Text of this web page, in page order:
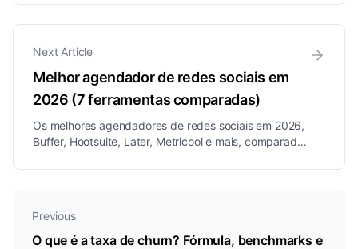
reduzi-la.
Next Article
Melhor agendador de redes sociais em
2026 (7 ferramentas comparadas)
Os melhores agendadores de redes sociais em 2026,
Buffer, Hootsuite, Later, Metricool e mais, comparados
escolha certa para negócios impulsionados por DM.
Previous
O que é a taxa de churn? Fórmula, benchmarks e